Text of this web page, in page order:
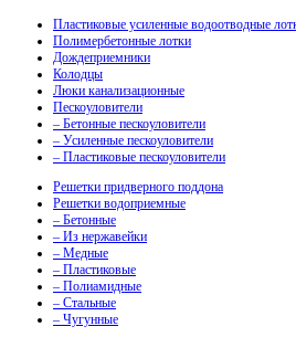
Пластиковые усиленные водоотводные
Полимербетонные лотки
Дождеприемники
Колодцы
Люки канализационные
Пескоуловители
– Бетонные пескоуловители
– Усиленные пескоуловители
– Пластиковые пескоуловители
Решетки придверного поддона
Решетки водоприемные
– Бетонные
– Из нержавейки
– Медные
– Пластиковые
– Полиамидные
– Стальные
– Чугунные